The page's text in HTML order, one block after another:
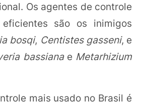
Os agentes de controle
são os inimigos
bosqi, Centistes gasseni, e
bassiana e Metarhizium
mais usado no Brasil é